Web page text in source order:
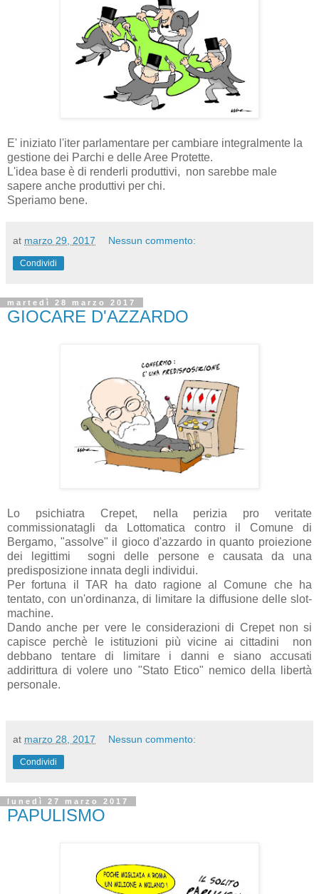
E' iniziato l'iter parlamentare per cambiare integralmente la
gestione dei Parchi e delle Aree Protette.
L'idea base è di renderli produttivi, non sarebbe male
sapere anche produttivi per chi.
Speriamo bene.
at marzo 29, 2017 Nessun commento:
Condividi
martedì 28 marzo 2017
GIOCARE D'AZZARDO
Lo psichiatra Crepet, nella perizia pro veritate
commissionatagli da Lottomatica contro il Comune di
Bergamo, "assolve" il gioco d'azzardo in quanto proiezione
dei legittimi sogni delle persone e causata da una
predisposizione innata degli individui.
Per fortuna il TAR ha dato ragione al Comune che ha
tentato, con un'ordinanza, di limitare la diffusione delle slot-
machine.
Dando anche per vere le considerazioni di Crepet non si
capisce perchè le istituzioni più vicine ai cittadini non
debbano tentare di limitare i danni e siano accusati
addirittura di volere uno "Stato Etico" nemico della libertà
personale.
at marzo 28, 2017 Nessun commento:
Condividi
lunedì 27 marzo 2017
PAPULISMO